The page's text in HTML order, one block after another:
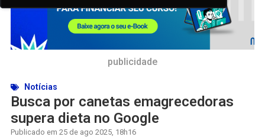
publicidade
Notícias
Busca por canetas emagrecedoras
supera dieta no Google
Publicado em 25 de ago 2025, 18h16